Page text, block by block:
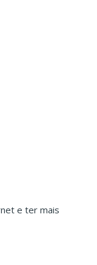
e ter mais